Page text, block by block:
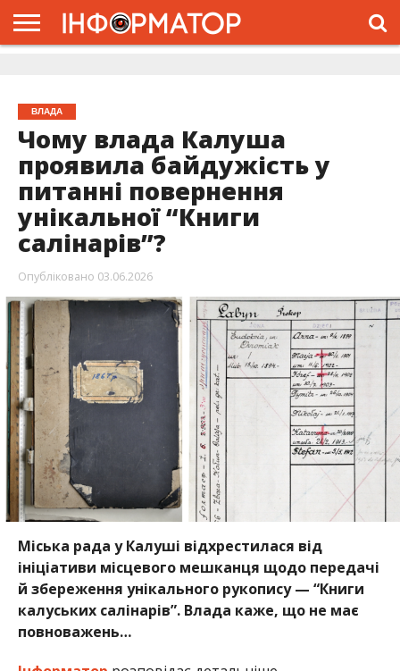
ВЛАДА
Чому влада Калуша
проявила байдужість у
питанні повернення
унікальної “Книги
салінарів”?
Опубліковано 03.06.2026
Міська рада у Калуші відхрестилася від
ініціативи місцевого мешканця щодо передачі
й збереження унікального рукопису — “Книги
калуських салінарів”. Влада каже, що не має
повноважень…